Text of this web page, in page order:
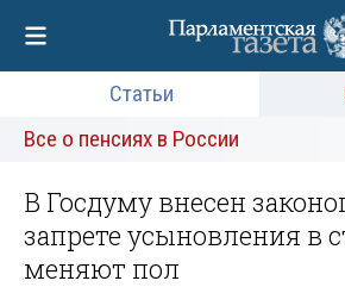
Статьи
Все о пенсиях в России
В Госдуму внесен
запрете усыновления в
меняют пол